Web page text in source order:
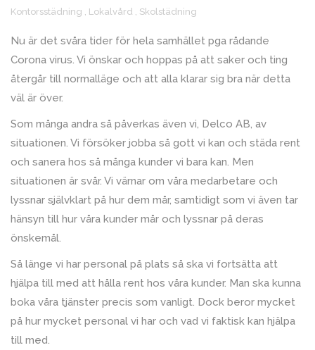
Kontorsstädning , Lokalvård , Skolstädning
Nu är det svåra tider för hela samhället pga rådande
Corona virus. Vi önskar och hoppas på att saker och ting
återgår till normalläge och att alla klarar sig bra när detta
väl är över.
Som många andra så påverkas även vi, Delco AB, av
situationen. Vi försöker jobba så gott vi kan och städa rent
och sanera hos så många kunder vi bara kan. Men
situationen är svår. Vi värnar om våra medarbetare och
lyssnar självklart på hur dem mår, samtidigt som vi även tar
hänsyn till hur våra kunder mår och lyssnar på deras
önskemål.
Så länge vi har personal på plats så ska vi fortsätta att
hjälpa till med att hålla rent hos våra kunder. Man ska kunna
boka våra tjänster precis som vanligt. Dock beror mycket
på hur mycket personal vi har och vad vi faktisk kan hjälpa
till med.